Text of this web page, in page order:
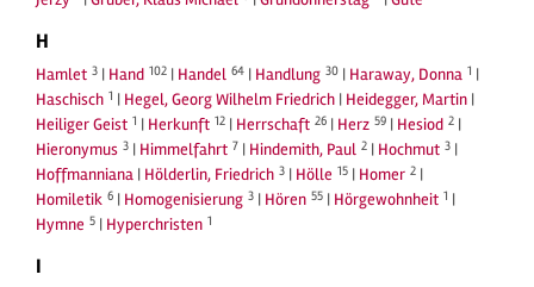
H
Hamlet 3 | Hand 102 | Handel 64 | Handlung 30 | Haraway, Donna 1 |
Haschisch 1 | Hegel, Georg Wilhelm Friedrich | Heidegger, Martin |
Heiliger Geist 1 | Herkunft 12 | Herrschaft 26 | Herz 59 | Hesiod 2 |
Hieronymus 3 | Himmelfahrt 7 | Hindemith, Paul 2 | Hochmut 3 |
Hoffmanniana | Hölderlin, Friedrich 3 | Hölle 15 | Homer 2 |
Homiletik 6 | Homogenisierung 3 | Hören 55 | Hörgewohnheit 1 |
Hymne 5 | Hyperchristen 1
I